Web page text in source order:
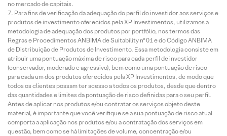
no mercado de capitais.
Para fins de verificação da adequação do perfil do investidor aos serviços e
produtos de investimento oferecidos pela XP Investimentos, utilizamos a
metodologia de adequação dos produtos por portfólio, nos termos das
Regras e Procedimentos ANBIMA de Suitability nº 01 e do Código ANBIMA
de Distribuição de Produtos de Investimento. Essa metodologia consiste em
atribuir uma pontuação máxima de risco para cada perfil de investidor
(conservador, moderado e agressivo), bem como uma pontuação de risco
para cada um dos produtos oferecidos pela XP Investimentos, de modo que
todos os clientes possam ter acesso a todos os produtos, desde que dentro
das quantidades e limites da pontuação de risco definidas para o seu perfil.
Antes de aplicar nos produtos e/ou contratar os serviços objeto deste
material, é importante que você verifique se a sua pontuação de risco atual
comporta a aplicação nos produtos e/ou a contratação dos serviços em
questão, bem como se há limitações de volume, concentração e/ou